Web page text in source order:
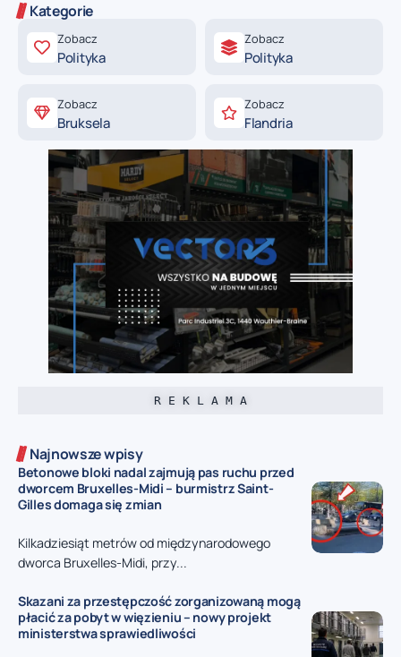
Kategorie
Zobacz
Polityka
Zobacz
Polityka
Zobacz
Bruksela
Zobacz
Flandria
R E K L A M A
Najnowsze wpisy
Betonowe bloki nadal zajmują pas ruchu przed
dworcem Bruxelles-Midi – burmistrz Saint-
Gilles domaga się zmian
Kilkadziesiąt metrów od międzynarodowego
dworca Bruxelles-Midi, przy...
Skazani za przestępczość zorganizowaną mogą
płacić za pobyt w więzieniu – nowy projekt
ministerstwa sprawiedliwości